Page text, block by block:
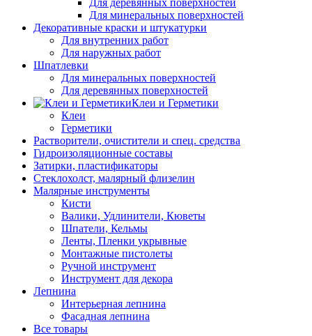
Для деревянных поверхностей
Для минеральных поверхностей
Декоративные краски и штукатурки
Для внутренних работ
Для наружных работ
Шпатлевки
Для минеральных поверхностей
Для деревянных поверхностей
Клеи и Герметики
Клеи
Герметики
Растворители, очистители и спец. средства
Гидроизоляционные составы
Затирки, пластификаторы
Стеклохолст, малярный флизелин
Малярные инструменты
Кисти
Валики, Удлинители, Кюветы
Шпатели, Кельмы
Ленты, Пленки укрывные
Монтажные пистолеты
Ручной инструмент
Инструмент для декора
Лепнина
Интерьерная лепнина
Фасадная лепнина
Все товары